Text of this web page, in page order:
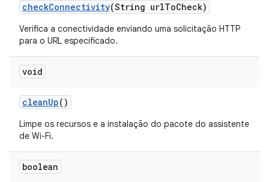
checkConnectivity(String urlToCheck)
Verifica a conectividade enviando uma solicitação HTTP
para o URL especificado.
void
cleanUp()
Limpe os recursos e a instalação do pacote do assistente
de Wi-Fi.
boolean